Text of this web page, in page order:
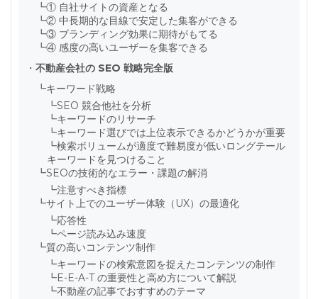
┗① 自社サイトの資産となる
┗② 中長期的な目線で安定した集客ができる
┗③ ブランディング効果に期待がもてる
┗④ 感度の高いユーザーを集客できる
・ 不動産会社の SEO 戦略完全版
┗キーワード戦略
┗SEO 競合他社を分析
┗キーワードのリサーチ
┗キーワード選びでは上位表示できるかどうかが重要
┗検索ボリュームが適度で難易度が低いロングテール
キーワードを見つけること
┗SEOの技術的なエラー・課題の解消
┗注意すべき指標
┗サイト上でのユーザー体験（UX）の最適化
┗応答性
┗ページ読み込み速度
┗質の高いコンテンツ制作
┗キーワードの検索意図を捉えたコンテンツの制作
┗E-E-A-T の重要性と高め方について解説
┗不動産の記事でおすすめのテーマ